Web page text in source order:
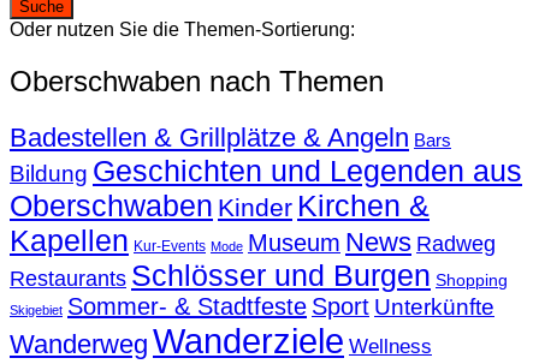
Oder nutzen Sie die Themen-Sortierung:
Oberschwaben nach Themen
Badestellen & Grillplätze & Angeln Bars
Bildung Geschichten und Legenden aus
Oberschwaben Kinder Kirchen &
Kapellen Kur-Events Mode Museum News Radweg
Restaurants Schlösser und Burgen Shopping
Skigebiet Sommer- & Stadtfeste Sport Unterkünfte
Wanderweg Wanderziele Wellness